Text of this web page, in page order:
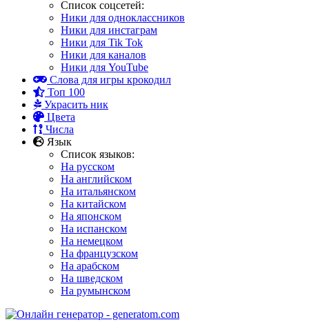
Список соцсетей:
Ники для одноклассников
Ники для инстаграм
Ники для Tik Tok
Ники для каналов
Ники для YouTube
Слова для игры крокодил
Топ 100
Украсить ник
Цвета
Числа
Язык
Список языков:
На русском
На английском
На итальянском
На китайском
На японском
На испанском
На немецком
На французском
На арабском
На шведском
На румынском